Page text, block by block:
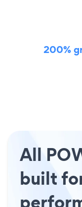
200%
All
built